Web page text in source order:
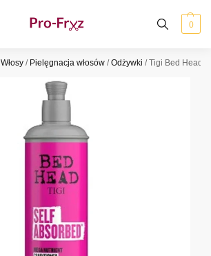
0
Włosy / Pielęgnacja włosów /Odżywki /Tigi Bed Head